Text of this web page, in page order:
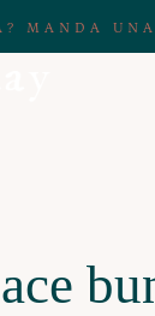
MANDA